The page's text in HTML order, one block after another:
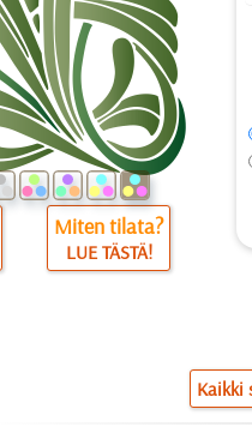
Miten tilata?
LUE TÄSTÄ!
Kaikki